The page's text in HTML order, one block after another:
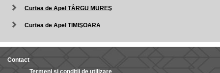
Curtea de Apel TÂRGU MUREŞ
Curtea de Apel TIMIŞOARA
Contact
Termeni și condiții de utilizare